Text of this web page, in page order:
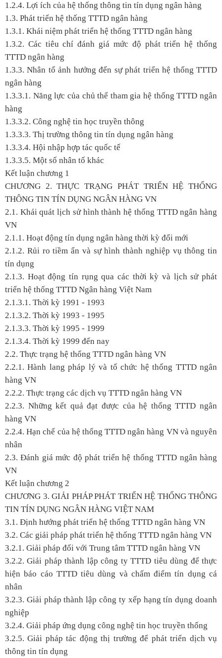
1.2.4. Lợi ích của hệ thống thông tin tín dụng ngân hàng
1.3. Phát triển hệ thống TTTD ngân hàng
1.3.1. Khái niệm phát triển hệ thống TTTD ngân hàng
1.3.2. Các tiêu chí đánh giá mức độ phát triển hệ thống
TTTD ngân hàng
1.3.3. Nhân tố ảnh hưởng đến sự phát triển hệ thống TTTD
ngân hàng
1.3.3.1. Năng lực của chủ thể tham gia hệ thống TTTD ngân
hàng
1.3.3.2. Công nghệ tin học truyền thông
1.3.3.3. Thị trường thông tin tín dụng ngân hàng
1.3.3.4. Hội nhập hợp tác quốc tế
1.3.3.5. Một số nhân tố khác
Kết luận chương 1
CHƯƠNG 2. THỰC TRẠNG PHÁT TRIỂN HỆ THỐNG
THÔNG TIN TÍN DỤNG NGÂN HÀNG VN
2.1. Khái quát lịch sử hình thành hệ thống TTTD ngân hàng
VN
2.1.1. Hoạt động tín dụng ngân hàng thời kỳ đổi mới
2.1.2. Rủi ro tiềm ẩn và sự hình thành nghiệp vụ thông tin
tín dụng
2.1.3. Hoạt động tín rụng qua các thời kỳ và lịch sử phát
triển hệ thống TTTD Ngân hàng Việt Nam
2.1.3.1. Thời kỳ 1991 - 1993
2.1.3.2. Thời kỳ 1993 - 1995
2.1.3.3. Thời kỳ 1995 - 1999
2.1.3.4. Thời kỳ 1999 đến nay
2.2. Thực trạng hệ thống TTTD ngân hàng VN
2.2.1. Hành lang pháp lý và tổ chức hệ thống TTTD ngân
hàng VN
2.2.2. Thực trạng các dịch vụ TTTD ngân hàng VN
2.2.3. Những kết quả đạt được của hệ thống TTTD ngân
hàng VN
2.2.4. Hạn chế của hệ thống TTTD ngân hàng VN và nguyên
nhân
2.3. Đánh giá mức độ phát triển hệ thống TTTD ngân hàng
VN
Kết luận chương 2
CHƯƠNG 3. GIẢI PHÁP PHÁT TRIỂN HỆ THỐNG THÔNG
TIN TÍN DỤNG NGÂN HÀNG VIỆT NAM
3.1. Định hướng phát triển hệ thống TTTD ngân hàng VN
3.2. Các giải pháp phát triển hệ thống TTTD ngân hàng VN
3.2.1. Giải pháp đối với Trung tâm TTTD ngân hàng VN
3.2.2. Giải pháp thành lập công ty TTTD tiêu dùng để thực
hiện báo cáo TTTD tiêu dùng và chấm điểm tín dụng cá
nhân
3.2.3. Giải pháp thành lập công ty xếp hạng tín dụng doanh
nghiệp
3.2.4. Giải pháp ứng dụng công nghệ tin học truyền thống
3.2.5. Giải pháp tác động thị trường để phát triển dịch vụ
thông tin tín dụng